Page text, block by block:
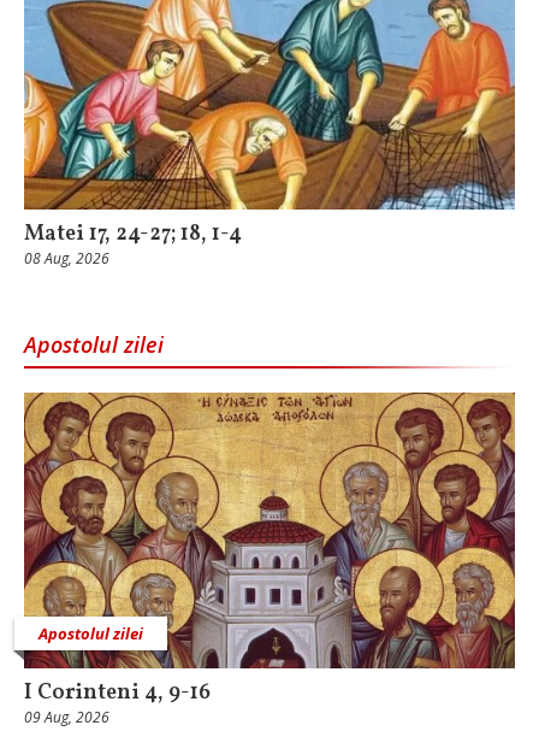
Matei 17, 24-27; 18, 1-4
08 Aug, 2026
Apostolul zilei
Apostolul zilei
I Corinteni 4, 9-16
09 Aug, 2026